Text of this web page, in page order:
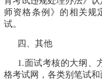
师资格条例》的相关规
试。
四、其他
1.面试考核的大纲、
格考试网，各类别笔试和